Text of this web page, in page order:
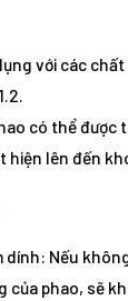
với các
có thể được
hiện lên đến
dính: Nếu
của phao, sẽ